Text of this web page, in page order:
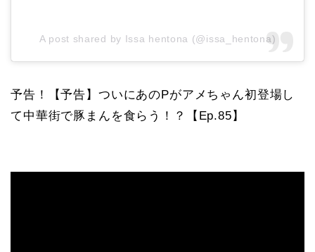
A post shared by Issa hentona (@issa_hentona)
予告！【予告】ついにあのPがアメちゃん初登場し
て中華街で豚まんを食らう！？【Ep.85】